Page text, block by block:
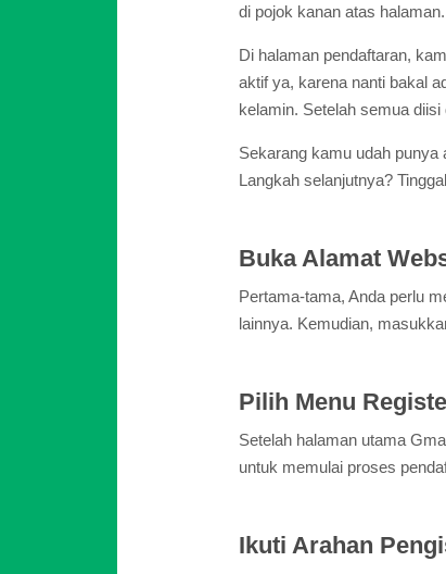
di pojok kanan atas halaman.
Di halaman pendaftaran,
aktif ya, karena nanti bakal
kelamin. Setelah semua diisi
Sekarang kamu udah punya
Langkah selanjutnya?
Buka Alamat
Pertama-tama, Anda perlu
lainnya. Kemudian,
Pilih Menu
Setelah halaman utama
untuk memulai proses
Ikuti Arahan